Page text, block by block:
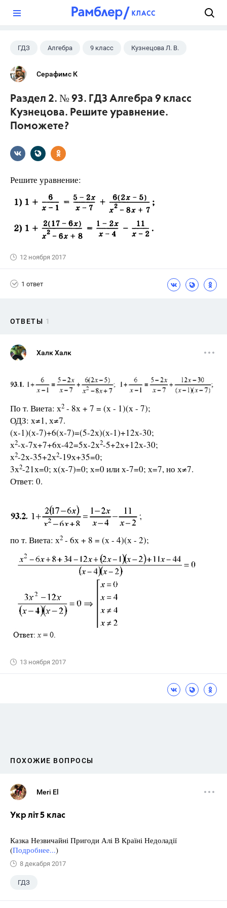
ГДЗ Алгебра 9 класс Кузнецова Л. В.
Серафимс К
Раздел 2. № 93. ГДЗ Алгебра 9 класс
Кузнецова. Решите уравнение.
Поможете?
Решите уравнение:
12 ноября 2017
1 ответ
ОТВЕТЫ 1
Халк Халк
По т. Виета: х2 - 8х + 7 = (х - 1)(х - 7);
ОДЗ: х≠1, х≠7.
(х-1)(х-7)+6(х-7)=(5-2х)(х-1)+12х-30;
х2-х-7х+7+6х-42=5х-2х2-5+2х+12х-30;
х2-2х-35+2х2-19х+35=0;
3х2-21х=0; х(х-7)=0; х=0 или х-7=0; х=7, но х≠7.
Ответ: 0.
по т. Виета: х2 - 6х + 8 = (х - 4)(х - 2);
13 ноября 2017
ПОХОЖИЕ ВОПРОСЫ
Meri El
Укр літ 5 клас
Казка Незвичайні Пригоди Алі В Країні Недоладії
(Подробнее...)
8 декабря 2017
ГДЗ